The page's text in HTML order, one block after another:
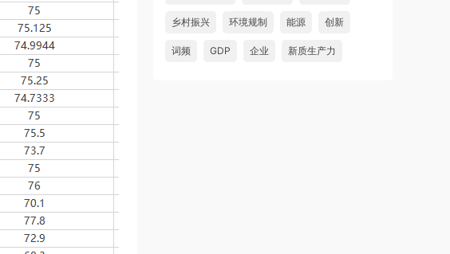
乡村振兴 环境规制 能源 创新
词频 GDP 企业 新质生产力